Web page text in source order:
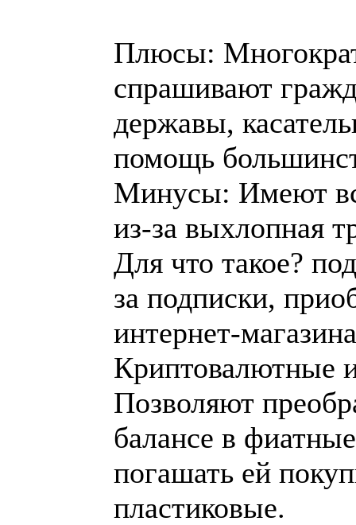
Плюсы:
спрашивают
державы,
помощь
Минусы: Имеют
из-за выхлопная
Для что такое?
за подписки,
интернет-
Криптовалютные
Позволяют
балансе в
погашать ей
пластиковые.